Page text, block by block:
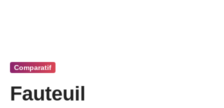
Comparatif
Fauteuil